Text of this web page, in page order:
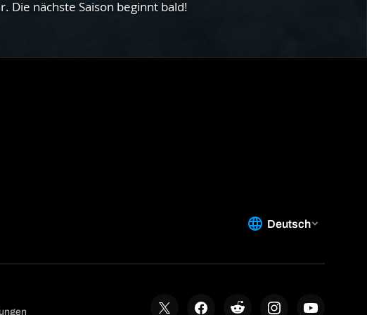
Die nächste Saison beginnt bald!